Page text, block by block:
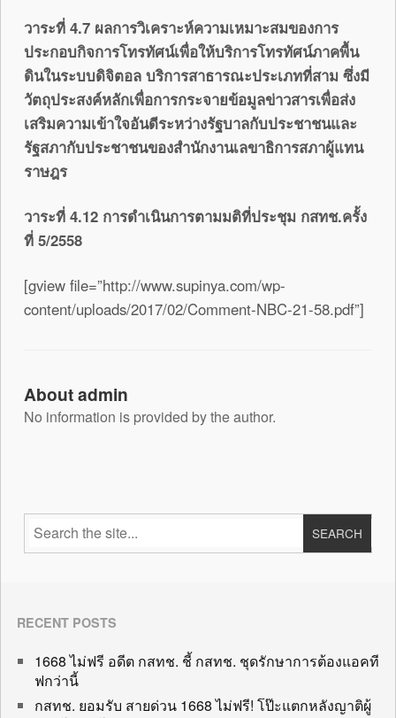
วาระที่ 4.7 ผลการวิเคราะห์ความเหมาะสมของการ
ประกอบกิจการโทรทัศน์เพื่อให้บริการโทรทัศน์ภาคพื้น
ดินในระบบดิจิตอล บริการสาธารณะประเภทที่สาม ซึ่งมี
วัตถุประสงค์หลักเพื่อการกระจายข้อมูลข่าวสารเพื่อส่ง
เสริมความเข้าใจอันดีระหว่างรัฐบาลกับประชาชนและ
รัฐสภากับประชาชนของสำนักงานเลขาธิการสภาผู้แทน
ราษฎร
วาระที่ 4.12 การดำเนินการตามมติที่ประชุม กสทช.ครั้ง
ที่ 5/2558
[gview file=”http://www.supinya.com/wp-
content/uploads/2017/02/Comment-NBC-21-58.pdf”]
About admin
No information is provided by the author.
RECENT POSTS
1668 ไม่ฟรี อดีต กสทช. ชี้ กสทช. ชุดรักษาการต้องแอคที
ฟกว่านี้
กสทช. ยอมรับ สายด่วน 1668 ไม่ฟรี! โป๊ะแตกหลังญาติผู้